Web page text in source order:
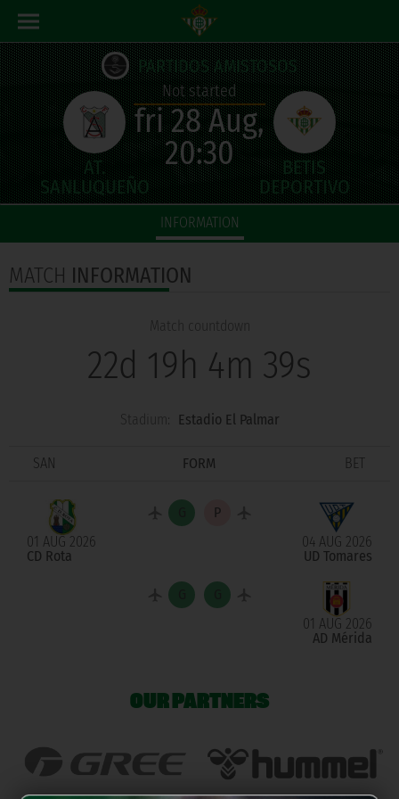
PARTIDOS AMISTOSOS
Not started
fri 28 Aug,
20:30
INFORMATION
MATCH INFORMATION
Match countdown
22d 19h 4m 39s
Stadium: Estadio El Palmar
SAN FORM BET
01 AUG 2026
CD Rota
04 AUG 2026
UD Tomares
01 AUG 2026
AD Mérida
OUR PARTNERS